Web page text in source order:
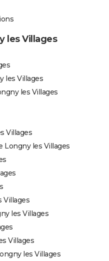
les Villages
les Villages
les Villages
Villages
les Villages
Villages
les Villages
Villages
les Villages